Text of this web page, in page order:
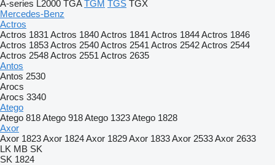
A-series L2000 TGA TGM TGS TGX
Mercedes-Benz
Actros
Actros 1831 Actros 1840Actros 1841 Actros 1844Actros 1846
Actros 1853Actros 2540Actros 2541 Actros 2542Actros 2544
Actros 2548Actros 2551 Actros 2635
Antos
Antos 2530
Arocs
Arocs 3340
Atego
Atego 818Atego 918Atego 1323Atego 1828
Axor
Axor 1823Axor 1824Axor 1829Axor 1833Axor 2533Axor 2633
LK MB SK
SK 1824